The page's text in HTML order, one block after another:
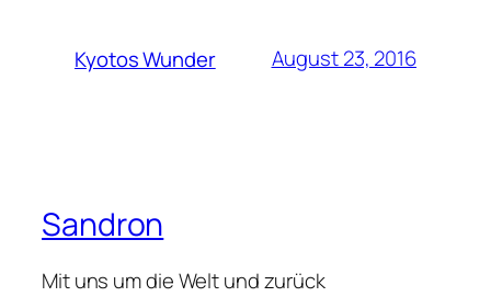
Kyotos Wunder August 23, 2016
Sandron
Mit uns um die Welt und zurück